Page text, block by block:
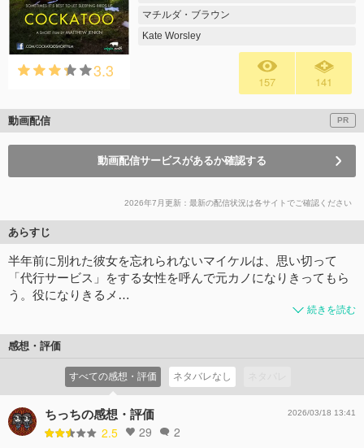
3.3
マチルダ・ブラウン
Kate Worsley
157 141
動画配信 PR
動画配信サービスがあるか確認する
2026年7月更新：最新の配信状況は各サイトでご確認ください
あらすじ
半年前に別れた彼女を忘れられないマイケルは、思い切って
「代行サービス」をする女性を呼んで元カノになりきってもら
う。役になりきるメ…
続きを読む
感想・評価
すべての感想・評価 ネタバレなし
ちっちの感想・評価
2.5 29 2
2026/03/18 13:41